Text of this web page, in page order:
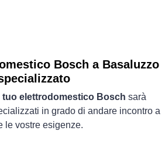
Bosch a Basaluzzo
tuo elettrodomestico Bosch sarà
in grado di andare incontro a
le vostre esigenze.